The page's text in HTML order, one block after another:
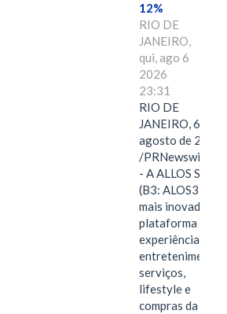
12%
RIO DE
JANEIRO,
qui, ago 6
2026
23:31
RIO DE
JANEIRO, 6 de
agosto de 2026
/PRNewswire/ -
- A ALLOS S.A.
(B3: ALOS3), a
mais inovadora
plataforma de
experiências,
entretenimento,
serviços,
lifestyle e
compras da